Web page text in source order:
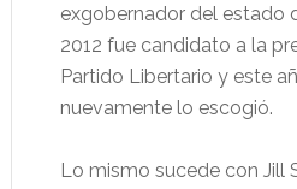
exgobernador del estado
2012 fue candidato a la
Partido Libertario y este
nuevamente lo escogió.
Lo mismo sucede con Jill